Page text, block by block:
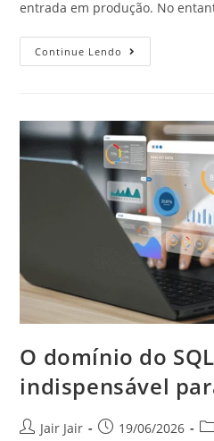
entrada em produção. No
Continue Lendo
O domínio do
indispensável
Jair Jair 19/06/2026